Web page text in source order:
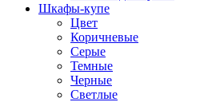
Шкафы-купе
Цвет
Коричневые
Серые
Темные
Черные
Светлые